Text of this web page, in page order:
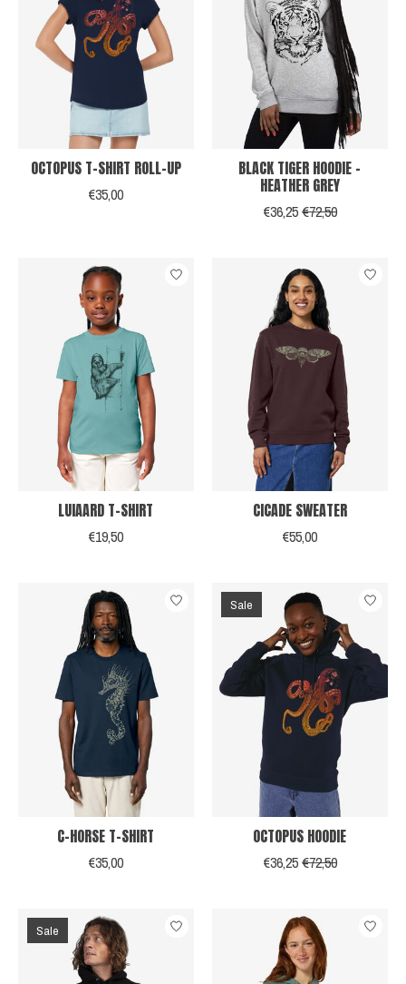
OCTOPUS T-SHIRT ROLL-UP
€35,00
BLACK TIGER HOODIE -
HEATHER GREY
€36,25€72,50
LUIAARD T-SHIRT
€19,50
CICADE SWEATER
€55,00
C-HORSE T-SHIRT
€35,00
Sale
OCTOPUS HOODIE
€36,25€72,50
Sale